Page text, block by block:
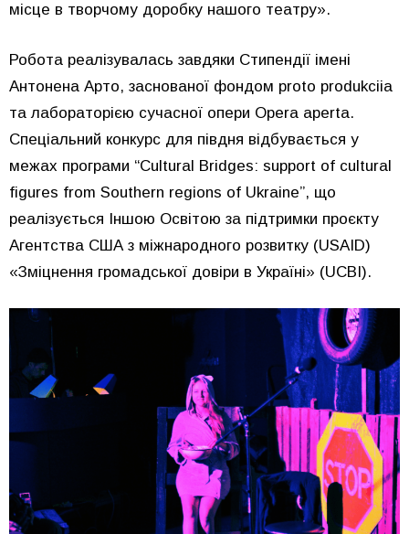
місце в творчому доробку нашого театру».
Робота реалізувалась завдяки Стипендії імені
Антонена Арто, заснованої фондом proto produkciia
та лабораторією сучасної опери Opera aperta.
Спеціальний конкурс для півдня відбувається у
межах програми “Cultural Bridges: support of cultural
figures from Southern regions of Ukraine”, що
реалізується Іншою Освітою за підтримки проєкту
Агентства США з міжнародного розвитку (USAID)
«Зміцнення громадської довіри в Україні» (UCBI).